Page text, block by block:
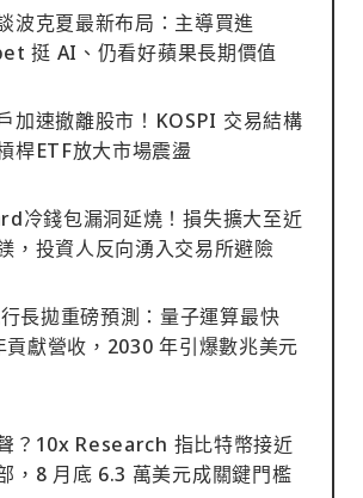
波克夏最新布局：主導買進
挺 AI、仍看好蘋果長期價值
加速撤離股市！KOSPI 交易結構
桿ETF放大市場震盪
冷錢包漏洞延燒！損失擴大至近
，投資人反向湧入交易所避險
長拋重磅預測：量子運算最快
貢獻營收，2030 年引爆數兆美元
？10x Research 指比特幣接近
，8 月底 6.3 萬美元成關鍵門檻